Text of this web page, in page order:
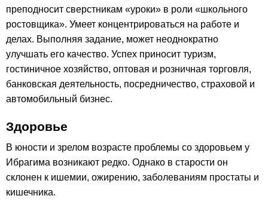
преподносит сверстникам «уроки» в роли «школьного
ростовщика». Умеет концентрироваться на работе и
делах. Выполняя задание, может неоднократно
улучшать его качество. Успех приносит туризм,
гостиничное хозяйство, оптовая и розничная торговля,
банковская деятельность, посредничество, страховой и
автомобильный бизнес.
Здоровье
В юности и зрелом возрасте проблемы со здоровьем у
Ибрагима возникают редко. Однако в старости он
склонен к ишемии, ожирению, заболеваниям простаты и
кишечника.